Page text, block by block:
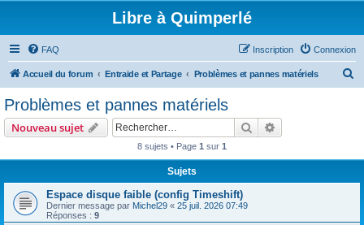
Libre à Quimperlé
FAQ Connexion
Inscription
Accueil du forum Entraide et Partage Problèmes et pannes matériels
Problèmes et pannes matériels
Nouveau sujet Rechercher
8 sujets • Page 1 sur 1
Sujets
Espace disque faible (config Timeshift)
Dernier message par Michel29 « 25 juil. 2026 07:49
Réponses : 9